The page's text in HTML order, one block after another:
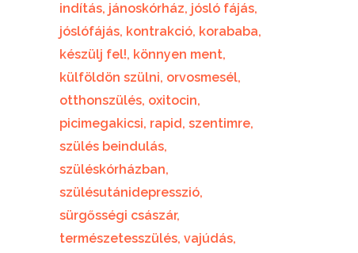
indítás jánoskórház jósló fájás
jóslófájás kontrakció korababa
készülj fel! könnyen ment
külföldön szülni orvosmesél
otthonszülés oxitocin
picimegakicsi rapid szentimre
szülés beindulás
szüléskórházban
szülésutánidepresszió
sürgősségi császár
természetesszülés vajúdás